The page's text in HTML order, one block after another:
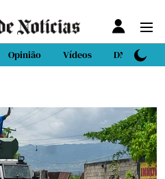
Opinião Vídeos DN Sport